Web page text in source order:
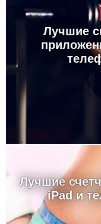
Лучшие
Лучшие
iPad и